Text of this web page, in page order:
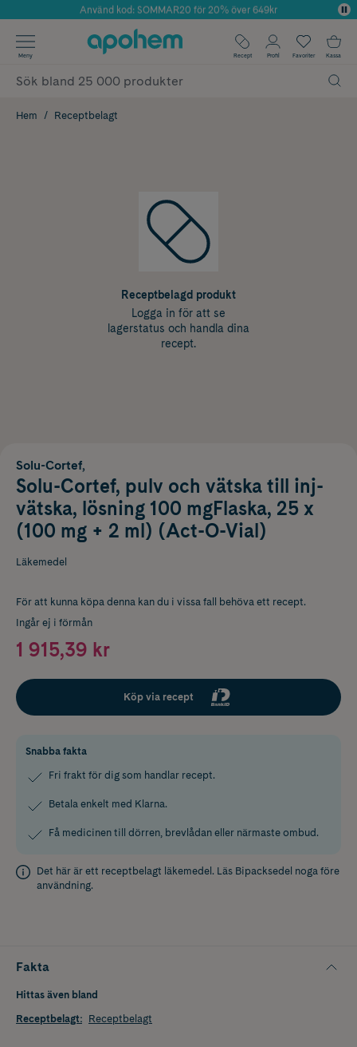
Årets Butik 2025 inom Skönhet
Använd kod: SOMMAR20 för 20% över 649kr
✓ Fri frakt
✓ Poäng på alla köp*
Meny Recept Profil Favoriter Kassa
Hem Receptbelagt
Receptbelagd produkt
Logga in för att se
lagerstatus och handla dina
recept.
Solu-Cortef,
Solu-Cortef, pulv och vätska till inj-
vätska, lösning 100 mgFlaska, 25 x
(100 mg + 2 ml) (Act-O-Vial)
Läkemedel
För att kunna köpa denna kan du i vissa fall behöva ett recept.
Ingår ej i förmån
1 915,39 kr
Köp via recept
Snabba fakta
Fri frakt för dig som handlar recept.
Betala enkelt med Klarna.
Få medicinen till dörren, brevlådan eller närmaste ombud.
Det här är ett receptbelagt läkemedel. Läs Bipacksedel noga före
användning.
Fakta
Hittas även bland
Receptbelagt: Receptbelagt